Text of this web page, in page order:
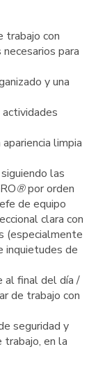
trabajo con
para
y una
actividades
limpia
las
®por orden
de equipo
clara con
(especialmente
inquietudes de
al final del día /
de trabajo con
seguridad y
en la